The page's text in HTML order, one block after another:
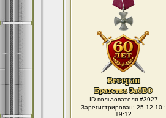
ID пользователя #3927
Зарегистрирован: 25.12.10 :
19:12